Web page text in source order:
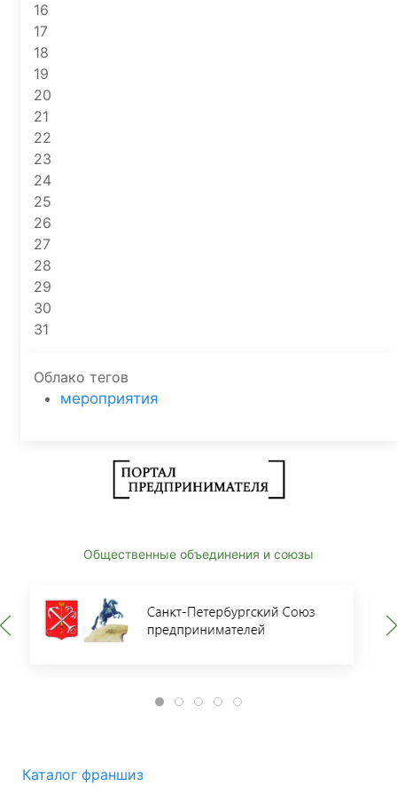
16
17
18
19
20
21
22
23
24
25
26
27
28
29
30
31
Облако тегов
мероприятия
Общественные объединения и союзы
Каталог франшиз